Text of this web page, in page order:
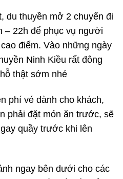
du thuyền mở 2 chuyến đi
– 22h để phục vụ người
điểm. Vào những ngày
Ninh Kiều rất đông
thật sớm nhé
phí vé dành cho khách,
phải đặt món ăn trước, sẽ
quầy trước khi lên
ngay bên dưới cho các